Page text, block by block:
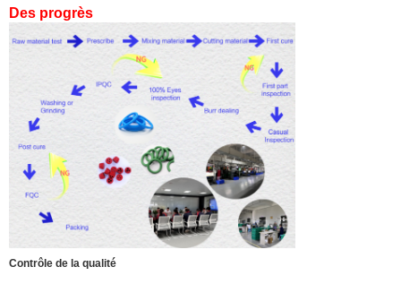
Des progrès
Contrôle de la qualité